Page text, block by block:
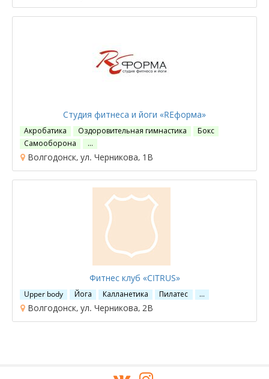
Студия фитнеса и йоги «REформа»
Акробатика Оздоровительная гимнастика
Бокс
Самооборона
…
Волгодонск, ул. Черникова, 1В
Фитнес клуб «CITRUS»
Upper body Йога Калланетика Пилатес …
Волгодонск, ул. Черникова, 2В